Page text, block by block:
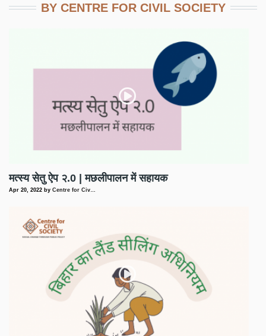
BY CENTRE FOR CIVIL SOCIETY
मत्स्य सेतु ऐप २.0 | मछलीपालन में सहायक
Apr 20, 2022 by Centre for Civ…